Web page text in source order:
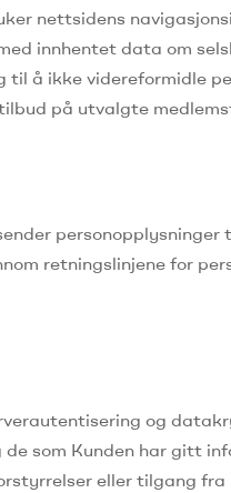
nettsidens
innhentet data om
å ikke videreformidle
på utvalgte
personopplysninger
retningslinjene for
og
som Kunden har gitt
eller tilgang fra